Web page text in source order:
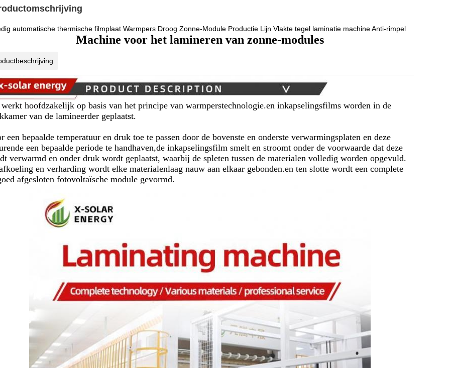
automatische thermische filmplaat Warmpers Droog Zonne-Module Productie Lijn Vlakte tegel laminatie machine Anti-rimpel
Machine voor het lamineren van zonne-modules
hoofdzakelijk op basis van het principe van warmperstechnologie.en inkapselingsfilms worden in de
van de lamineerder geplaatst.
een bepaalde temperatuur en druk toe te passen door de bovenste en onderste verwarmingsplaten en deze
een bepaalde periode te handhaven,de inkapselingsfilm smelt en stroomt onder de voorwaarde dat deze
verwarmd en onder druk wordt geplaatst, waarbij de spleten tussen de materialen volledig worden opgevuld.
en verharding wordt elke materialenlaag nauw aan elkaar gebonden.en ten slotte wordt een complete
afgesloten fotovoltaïsche module gevormd.